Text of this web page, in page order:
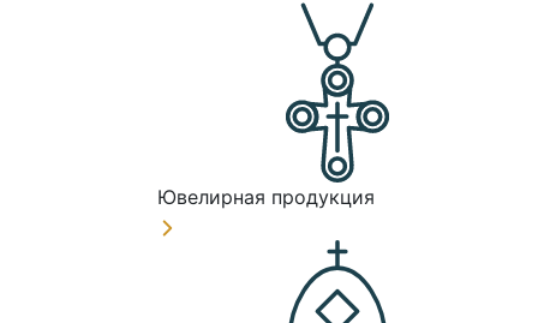
Ювелирная продукция